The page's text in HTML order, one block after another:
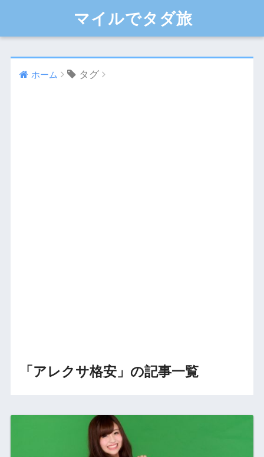
マイルでタダ旅
ホーム タグ
「アレクサ格安」の記事一覧